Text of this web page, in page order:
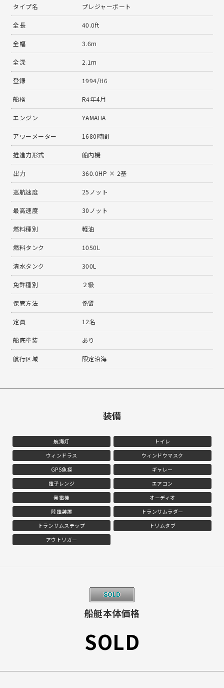
タイプ名 プレジャーボート
全長 40.0ft
全幅 3.6m
全深 2.1m
登録 1994/H6
船検 R4年4月
エンジン YAMAHA
アワーメーター 1680時間
推進力形式 船内機
出力 360.0HP × 2基
巡航速度 25ノット
最高速度 30ノット
燃料種別 軽油
燃料タンク 1050L
清水タンク 300L
免許種別 ２級
保管方法 係留
定員 12名
船底塗装 あり
航行区域 限定沿海
装備
航海灯
トイレ
ウィンドラス
ウィンドウマスク
GPS魚探
ギャレー
電子レンジ
エアコン
発電機
オーディオ
陸電装置
トランサムラダー
トランサムステップ
トリムタブ
アウトリガー
船艇本体価格
SOLD